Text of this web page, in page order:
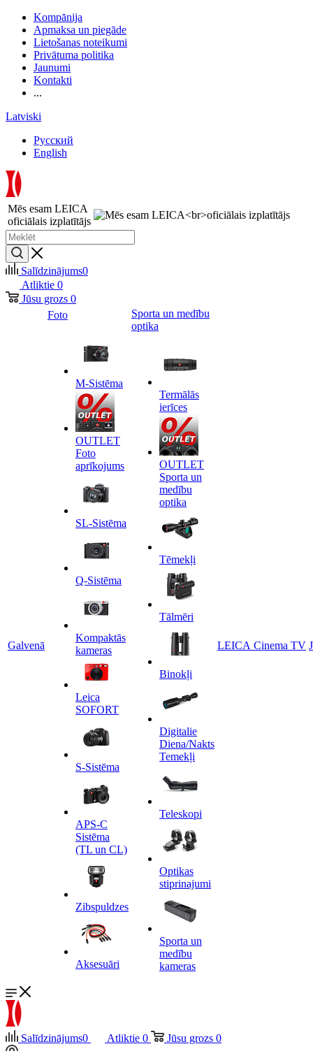
Kompānija
Apmaksa un piegāde
Lietošanas noteikumi
Privātuma politika
Jaunumi
Kontakti
...
Latviski
Русский
English
Mēs esam LEICA
oficiālais izplatītājs
Salīdzinājums0
Atliktie 0
Jūsu grozs 0
Galvenā
Foto
M-Sistēma
OUTLET
Foto
aprīkojums
SL-Sistēma
Q-Sistēma
Kompaktās
kameras
Leica
SOFORT
S-Sistēma
APS-C
Sistēma
(TL un CL)
Zibspuldzes
Aksesuāri
Sporta un medību
optika
Termālās
ierīces
OUTLET
Sporta un
medību
optika
Tēmekļi
Tālmēri
Binokļi
Digitalie
Diena/Nakts
Temekļi
Teleskopi
Optikas
stiprinajumi
Sporta un
medību
kameras
LEICA Cinema TV
Salīdzinājums0 Atliktie 0 Jūsu grozs 0